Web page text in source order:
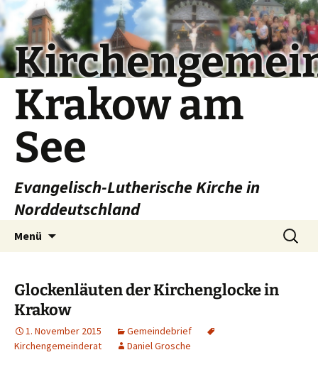
Krakow am
See
Evangelisch-Lutherische Kirche in
Norddeutschland
Menü
Suchen
nach:
Glockenläuten der Kirchenglocke in
Krakow
1. November 2015
Gemeindebrief
Kirchengemeinderat
Daniel Grosche